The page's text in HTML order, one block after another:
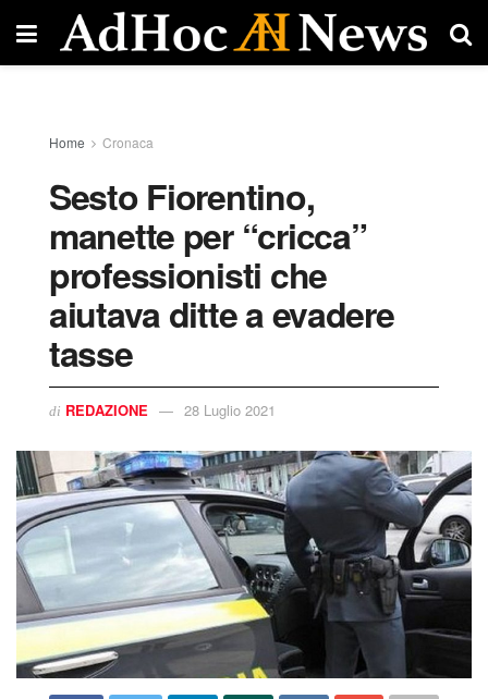
Home Cronaca
Sesto Fiorentino,
manette per “cricca”
professionisti che
aiutava ditte a evadere
tasse
di REDAZIONE 28 Luglio 2021